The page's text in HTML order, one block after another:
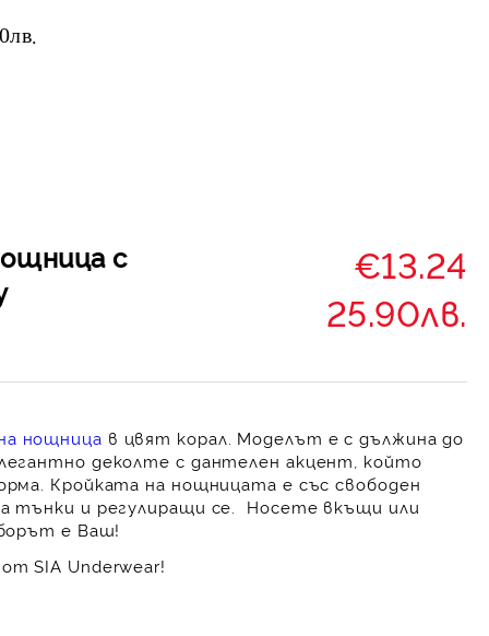
.Безплатна доставка със
с
€13.24
25.90лв.
нощница в цвят корал. Моделът е с дължина до
деколте с дантелен акцент, който
Кройката на нощницата е със свободен
тънки и регулиращи се. Носете вкъщи или
е Ваш!
SIA Underwear!